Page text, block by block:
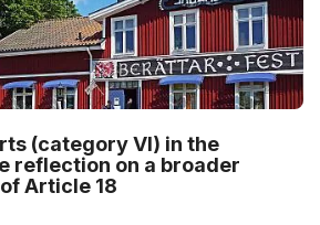
(category VI) in the
reflection on a broader
Article 18